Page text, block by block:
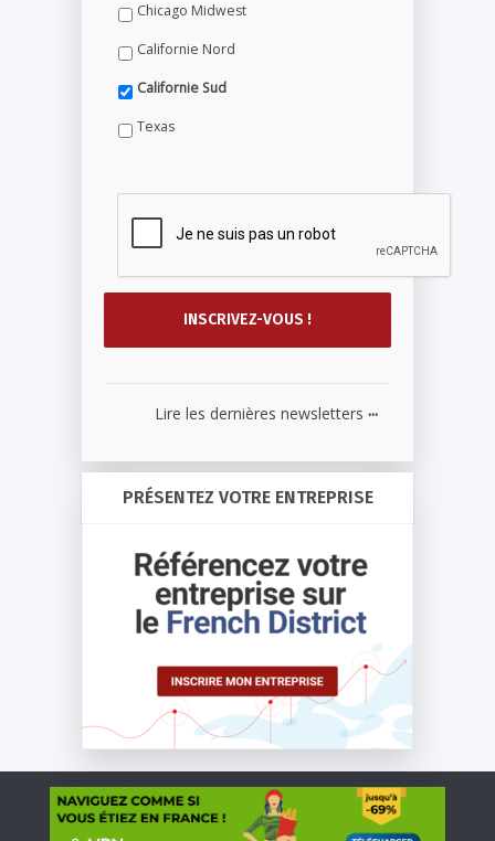
Chicago Midwest
Californie Nord
Californie Sud
Texas
Lire les dernières newsletters ...
PRÉSENTEZ VOTRE ENTREPRISE